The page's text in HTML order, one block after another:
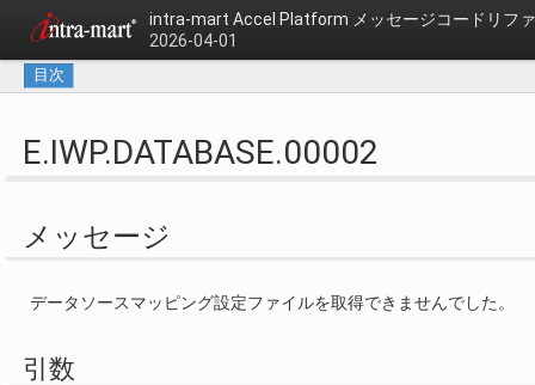
intra-mart Accel Platform メッセージコードリフ
2026-04-01
目次
E.IWP.DATABASE.00002
メッセージ
データソースマッピング設定ファイルを取得できませんでした。
引数